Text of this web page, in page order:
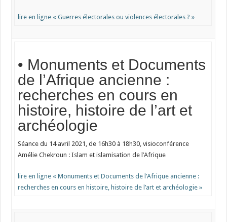
lire en ligne « Guerres électorales ou violences électorales ? »
• Monuments et Documents
de l’Afrique ancienne :
recherches en cours en
histoire, histoire de l’art et
archéologie
Séance du 14 avril 2021, de 16h30 à 18h30, visioconférence
Amélie Chekroun : Islam et islamisation de l’Afrique
lire en ligne « Monuments et Documents de l’Afrique ancienne :
recherches en cours en histoire, histoire de l’art et archéologie »